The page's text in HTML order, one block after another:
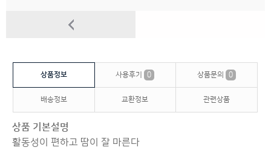
상품정보 사용후기 0 상품문의 0
배송정보 교환정보 관련상품
상품 기본설명
활동성이 편하고 땀이 잘 마른다